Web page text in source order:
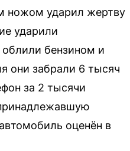
ножом ударил жертву
ударили
облили бензином и
они забрали 6 тысяч
за 2 тысячи
оценён в